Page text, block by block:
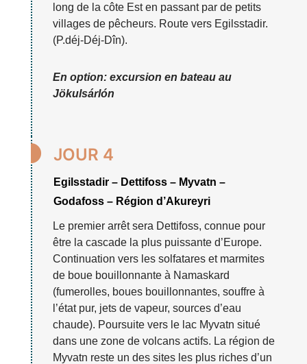
long de la côte Est en passant par de petits
villages de pêcheurs. Route vers Egilsstadir.
(P.déj-Déj-Dîn).
En option: excursion en bateau au
Jökulsárlón
 JOUR 4
Egilsstadir – Dettifoss – Myvatn –
Godafoss – Région d’Akureyri
Le premier arrêt sera Dettifoss, connue pour
être la cascade la plus puissante d’Europe.
Continuation vers les solfatares et marmites
de boue bouillonnante à Namaskard
(fumerolles, boues bouillonnantes, souffre à
l’état pur, jets de vapeur, sources d’eau
chaude). Poursuite vers le lac Myvatn situé
dans une zone de volcans actifs. La région de
Myvatn reste un des sites les plus riches d’un